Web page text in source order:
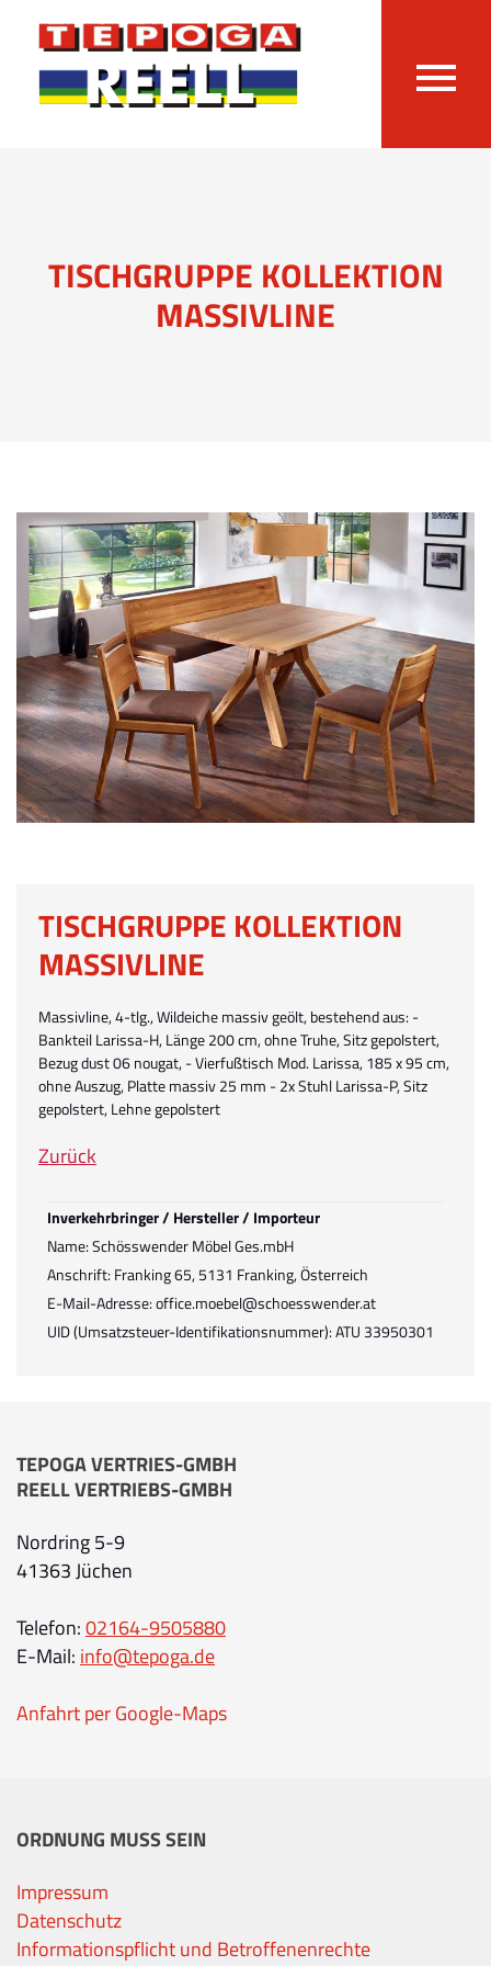
TISCHGRUPPE KOLLEKTION
MASSIVLINE
TISCHGRUPPE KOLLEKTION
MASSIVLINE
Massivline, 4-tlg., Wildeiche massiv geölt, bestehend aus: -
Bankteil Larissa-H, Länge 200 cm, ohne Truhe, Sitz gepolstert,
Bezug dust 06 nougat, - Vierfußtisch Mod. Larissa, 185 x 95 cm,
ohne Auszug, Platte massiv 25 mm - 2x Stuhl Larissa-P, Sitz
gepolstert, Lehne gepolstert
Zurück
Inverkehrbringer / Hersteller / Importeur
Name: Schösswender Möbel Ges.mbH
Anschrift: Franking 65, 5131 Franking, Österreich
E-Mail-Adresse: office.moebel@schoesswender.at
UID (Umsatzsteuer-Identifikationsnummer): ATU 33950301
TEPOGA VERTRIES-GMBH
REELL VERTRIEBS-GMBH
Nordring 5-9
41363 Jüchen
Telefon:02164-9505880
E-Mail: info@tepoga.de
Anfahrt per Google-Maps
ORDNUNG MUSS SEIN
Impressum
Datenschutz
Informationspflicht und Betroffenenrechte